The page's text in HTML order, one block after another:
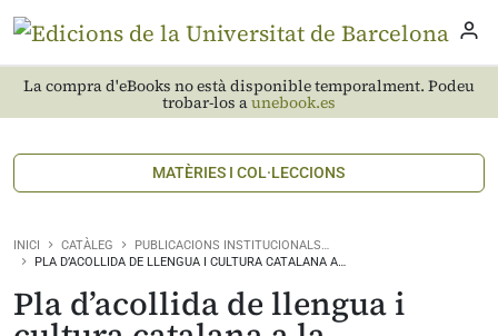
La compra d'eBooks no està disponible temporalment. Podeu
trobar-los aunebook.es
MATÈRIES I COL·LECCIONS
INICI CATÀLEG
PUBLICACIONS INSTITUCIONALS…
PLA D’ACOLLIDA DE LLENGUA I CULTURA CATALANA A…
Pla d’acollida de llengua i